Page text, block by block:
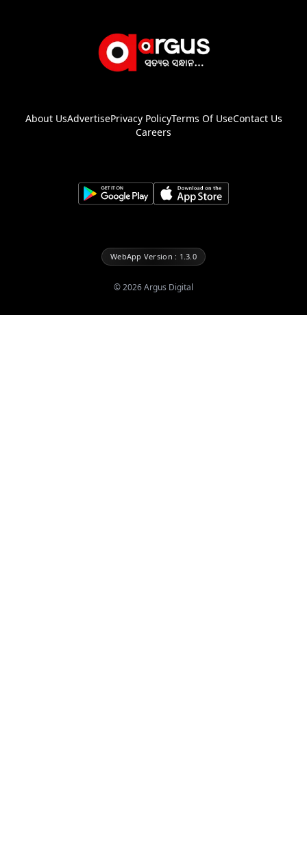
About UsAdvertisePrivacy PolicyTerms Of UseContact Us
Careers
WebApp Version : 1.3.0
©2026Argus Digital